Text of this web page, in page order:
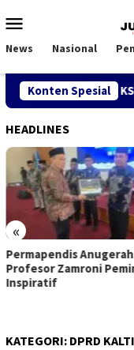
ke
Mobile
News Nasional
Konten Spesial
SPK TKBM di
HEADLINES
«
Viral Tepuk Sakinah,
Penjelasan Kemenag
KATEGORI: DPRD